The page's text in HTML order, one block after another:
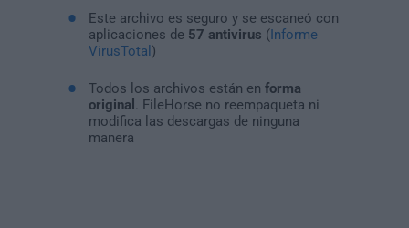
Este archivo es seguro y se escaneó con
aplicaciones de 57 antivirus (Informe
VirusTotal )
Todos los archivos están en forma
original
. FileHorse no reempaqueta ni
modifica las descargas de ninguna
manera